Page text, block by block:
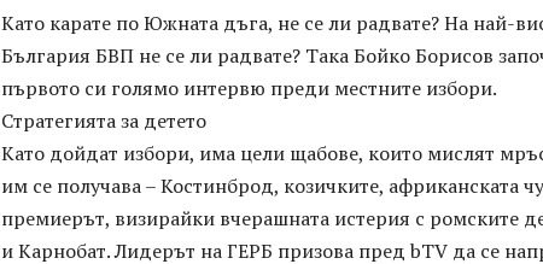
Като карате по Южната дъга, не се ли радвате? На най-
България БВП не се ли радвате? Така Бойко Борисов
първото си голямо интервю преди местните избори.
Стратегията за детето
Като дойдат избори, има цели щабове, които мислят
им се получава – Костинброд, козичките, африканската
премиерът, визирайки вчерашната истерия с ромските
и Карнобат. Лидерът на ГЕРБ призова пред bTV да се